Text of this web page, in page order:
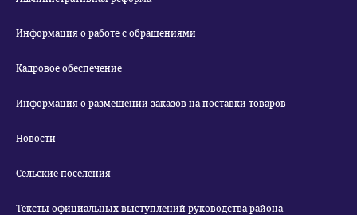
Информация о работе с обращениями
Кадровое обеспечение
Информация о размещении заказов на поставки товаров
Новости
Сельские поселения
Тексты официальных выступлений руководства района